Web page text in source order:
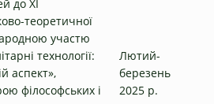
до ХІ
теоретичної
участю
технології:
аспект»,
філософських і
Лютий-
березень
2025 р.